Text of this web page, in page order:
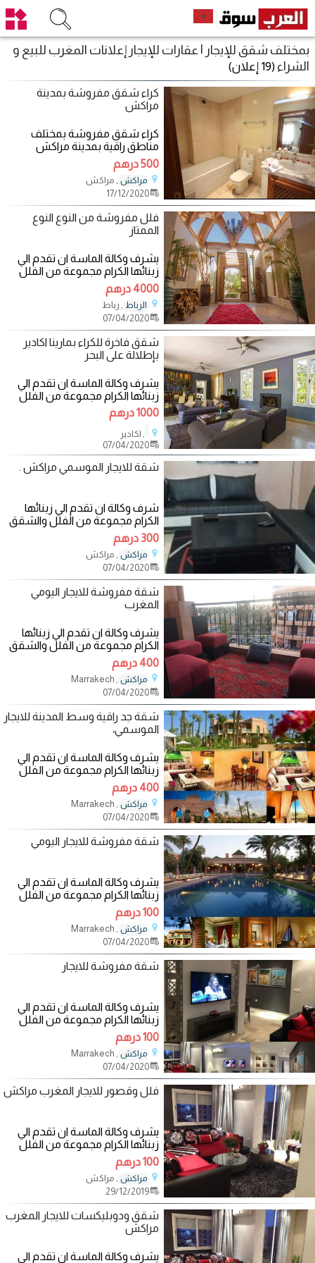
بمختلف شقق للإيجار | عقارات للإيجار إعلانات المغرب للبيع و
الشراء (19 إعلان)
كراء شقق مفروشة بمدينة
مراكش
كراء شقق مفروشة بمختلف
مناطق راقية بمدينة مراكش
للمبيث اليومي لمتهم اتواصل
500 درهم
مراكش , مراكش
17/12/2020
فلل مفروشة من النوع النوع
الممتاز
يشرف وكالة الماسة ان تقدم الي
زبنائها الكرام مجموعة من الفلل
والشقق المفروشة الفاخرة والآمنة
في
4000 درهم
الرباط , رباط
07/04/2020
شقق فاخرة للكراء بمارينا اكادير
بإطلالة على البحر
يشرف وكالة الماسة ان تقدم الي
زبنائها الكرام مجموعة من الفلل
والشقق المفروشة الفاخرة والآمنة
1000 درهم
, اكادير
07/04/2020
شقة للايجار الموسمي مراكش .
شرف وكالة ان تقدم الي زبنائها
الكرام مجموعة من الفلل والشقق
المفروشة الفاخرة والآمنة في
مراكش
300 درهم
مراكش , مراكش
07/04/2020
شقة مفروشة للايجار اليومي
المغرب
يشرف وكالة ان تقدم الي زبنائها
الكرام مجموعة من الفلل والشقق
المفروشة الفاخرة والآمنة في
مراكش
400 درهم
مراكش , Marrakech
07/04/2020
شقة جد راقية وسط المدينة للايجار
الموسمي،
يشرف وكالة الماسة ان تقدم الي
زبنائها الكرام مجموعة من الفلل
والشقق المفروشة الفاخرة والآمنة
في
400 درهم
مراكش , Marrakech
07/04/2020
شقة مفروشة للايجار اليومي
يشرف وكالة الماسة ان تقدم الي
زبنائها الكرام مجموعة من الفلل
والشقق المفروشة الفاخرة والآمنة
في
100 درهم
مراكش , Marrakech
07/04/2020
شقة مفروشة للايجار
يشرف وكالة الماسة ان تقدم الي
زبنائها الكرام مجموعة من الفلل
والشقق المفروشة الفاخرة والآمنة
في
100 درهم
مراكش , Marrakech
07/04/2020
فلل وقصور للايجار المغرب مراكش
يشرف وكالة الماسة ان تقدم الي
زبنائها الكرام مجموعة من الفلل
والشقق المفروشة الفاخرة والآمنة
في
100 درهم
مراكش , مراكش
29/12/2019
شقق ودوبليكسات للايجار المغرب
مراكش
يشرف وكالة الماسة ان تقدم الي